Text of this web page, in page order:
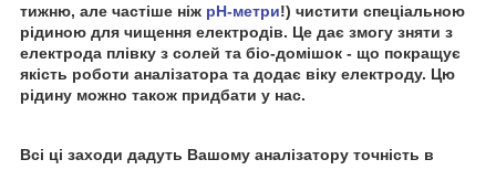
тижню, але частіше ніж рН-метри!) чистити спеціальною
рідиною для чищення електродів. Це дає змогу зняти з
електрода плівку з солей та біо-домішок - що покращує
якість роботи аналізатора та додає віку електроду. Цю
рідину можно також придбати у нас.
Всі ці заходи дадуть Вашому аналізатору точність в